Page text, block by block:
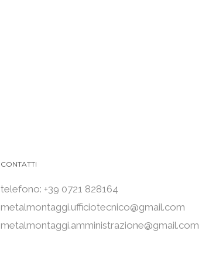
CONTATTI
telefono: +39 0721 828164
metalmontaggi.ufficiotecnico@gmail.com
metalmontaggi.amministrazione@gmail.com